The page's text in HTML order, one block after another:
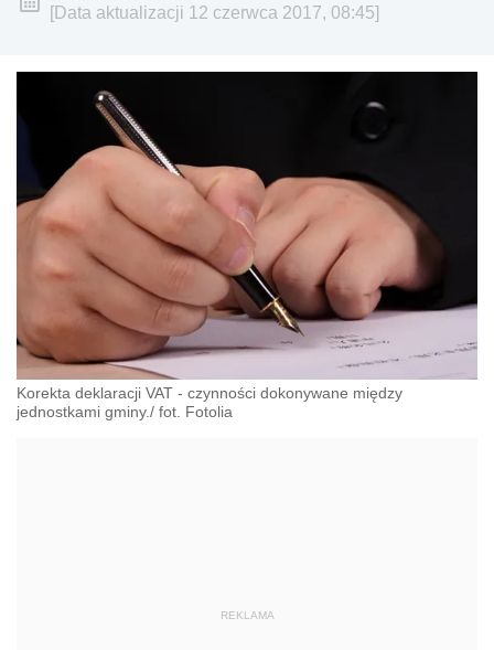
[Data aktualizacji 12 czerwca 2017, 08:45]
Korekta deklaracji VAT - czynności dokonywane między
jednostkami gminy./ fot. Fotolia